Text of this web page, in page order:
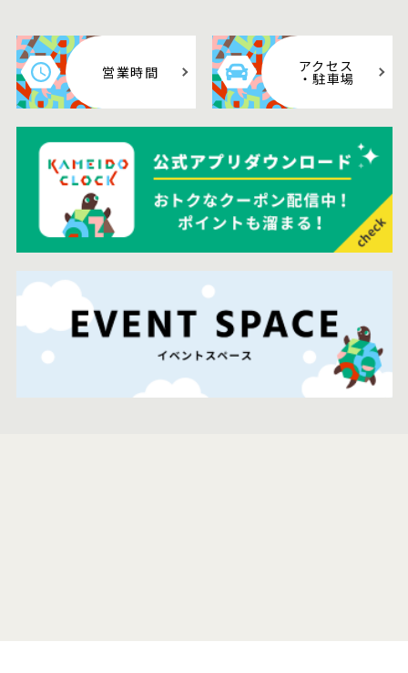
営業時間 アクセス
・駐車場